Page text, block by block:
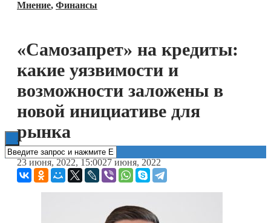
Блокчейн
Книги
Мнение, Финансы
«Самозапрет» на кредиты:
какие уязвимости и
возможности заложены в
новой инициативе для
рынка
23 июня, 2022, 15:0027 июня, 2022